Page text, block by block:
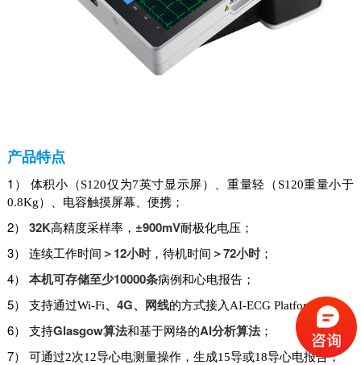
产品特点
1）
体积小（S120仅为7英寸显示屏）、重量轻（S120重量小于
0.8Kg）、电容触摸屏幕、便携；
2） 32K高精度采样率， ±900mV耐极化电压；
3） 连续工作时间 ＞12小时，待机时间 ＞72小时；
4） 本机可存储至少10000条病例和心电报告；
5） 支持通过Wi-Fi、4G、网线的方式接入AI-ECG Platform ；
6） 支持Glasgow算法和基于网络的AI分析算法；
7） 可通过2次12导心电测量操作，生成15导或18导心电报告；